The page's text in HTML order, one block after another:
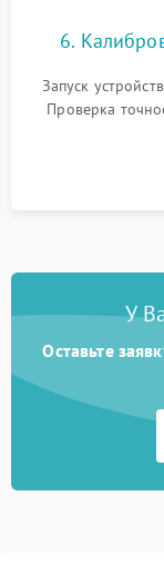
6.
Запуск
Проверка
климатических
влажности и
У
Оставьте